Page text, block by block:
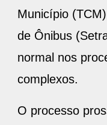
Município
de Ônibus
normal nos
complexos.
O processo